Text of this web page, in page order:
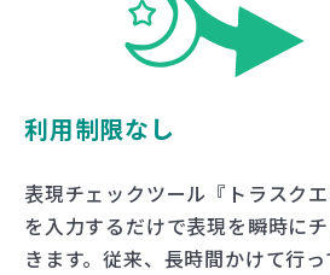
利用制限なし
表現チェックツール『トラスク
を入力するだけで表現を瞬時に
きます。従来、長時間かけて行